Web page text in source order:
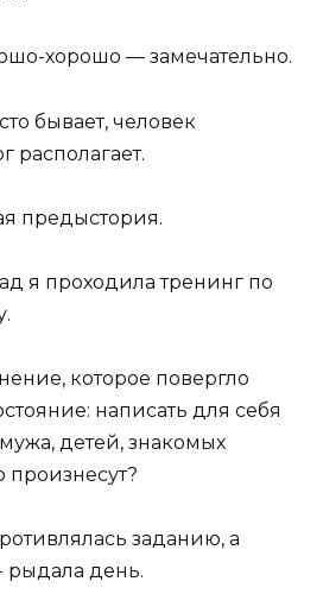
хорошо — замечательно.
бывает, человек
располагает.
предыстория.
я проходила тренинг по
которое повергло
написать для себя
детей, знакомых
произнесут?
заданию, а
рыдала день.